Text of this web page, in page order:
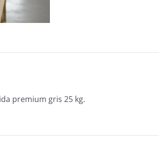
premium gris 25 kg.